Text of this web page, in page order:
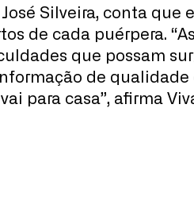
Silveira, conta que
de cada puérpera.
que possam
de
para casa”, afirma